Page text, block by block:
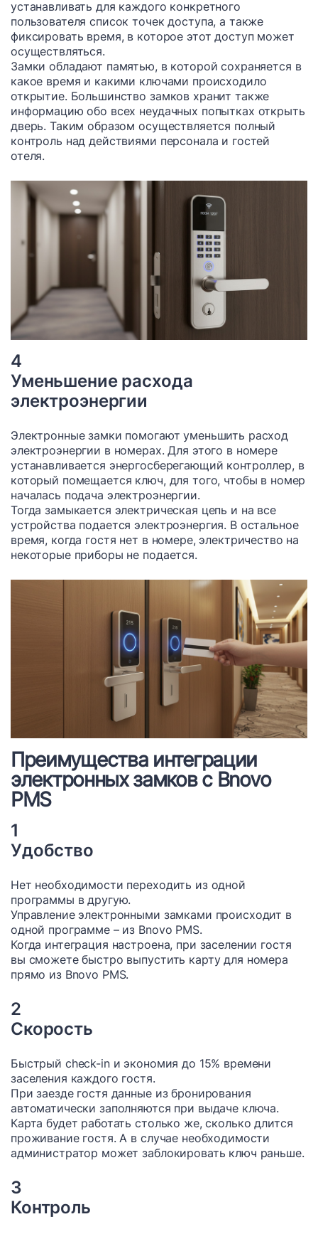
устанавливать для каждого конкретного
пользователя список точек доступа, а также
фиксировать время, в которое этот доступ может
осуществляться.
Замки обладают памятью, в которой сохраняется в
какое время и какими ключами происходило
открытие. Большинство замков хранит также
информацию обо всех неудачных попытках открыть
дверь. Таким образом осуществляется полный
контроль над действиями персонала и гостей
отеля.
4
Уменьшение расхода
электроэнергии
Электронные замки помогают уменьшить расход
электроэнергии в номерах. Для этого в номере
устанавливается энергосберегающий контроллер, в
который помещается ключ, для того, чтобы в номер
началась подача электроэнергии.
Тогда замыкается электрическая цепь и на все
устройства подается электроэнергия. В остальное
время, когда гостя нет в номере, электричество на
некоторые приборы не подается.
Преимущества интеграции
электронных замков с Bnovo
PMS
1
Удобство
Нет необходимости переходить из одной
программы в другую.
Управление электронными замками происходит в
одной программе – из Bnovo PMS.
Когда интеграция настроена, при заселении гостя
вы сможете быстро выпустить карту для номера
прямо из Bnovo PMS.
2
Скорость
Быстрый check-in и экономия до 15% времени
заселения каждого гостя.
При заезде гостя данные из бронирования
автоматически заполняются при выдаче ключа.
Карта будет работать столько же, сколько длится
проживание гостя. А в случае необходимости
администратор может заблокировать ключ раньше.
3
Контроль